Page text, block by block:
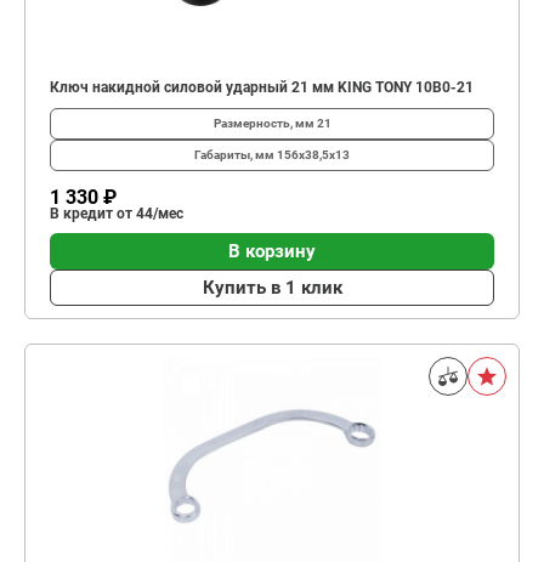
Ключ накидной силовой ударный 21 мм KING TONY 10B0-21
Размерность, мм 21
Габариты, мм 156х38,5х13
1 330 ₽
В кредит от 44/мес
В корзину
Купить в 1 клик